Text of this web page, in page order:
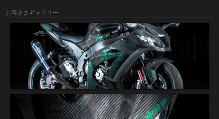
お客さまギャラリー